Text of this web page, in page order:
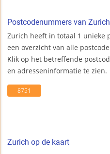
Postcodenummers van Zurich
Zurich heeft in totaal 1 unieke
een overzicht van alle
Klik op het betreffende
en adresseninformatie te zien.
8751
Zurich op de kaart